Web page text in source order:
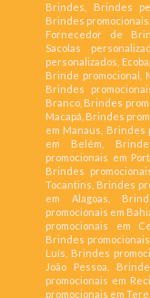
Brindes, Brindes
Brindes
Fornecedor de
Sacolas
personalizados,
Brinde promocional,
Brindes
Branco, Brindes
Macapá, Brindes
em Manaus, Brindes
em Belém,
promocionais em
Brindes
Tocantins, Brindes
em Alagoas,
promocionais em
promocionais em
Brindes
Luís, Brindes
João Pessoa,
promocionais em
promocionais em